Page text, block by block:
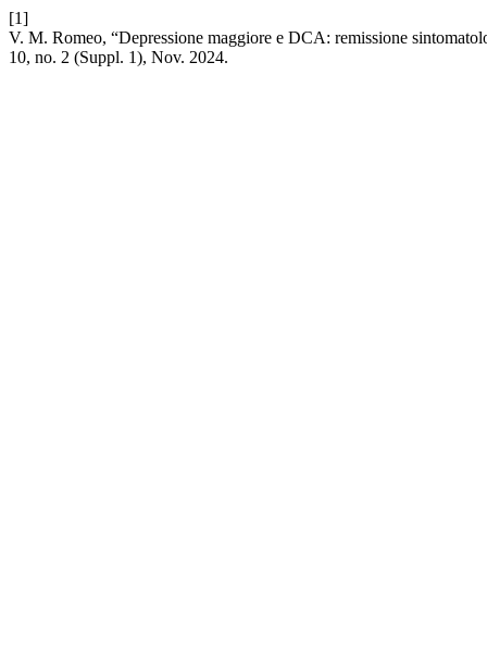
[1]
V. M. Romeo, “Depressione maggiore e DCA: remissione
10, no. 2 (Suppl. 1), Nov. 2024.